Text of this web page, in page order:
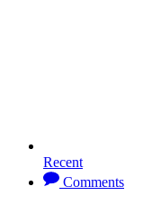
Recent
Comments